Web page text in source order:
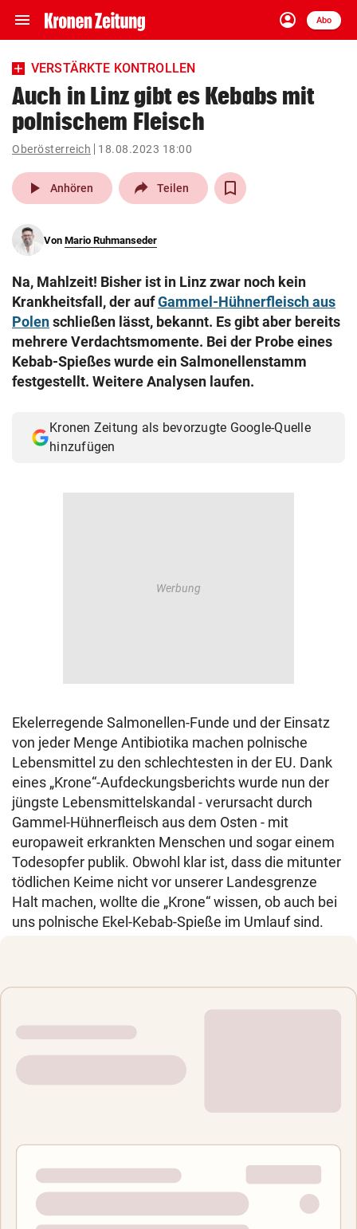
menu Navigation
ein-/ausklappen
account_circle
Anmelden
Abo
close Schließen
account_circle Anmelden
pin_drop
Wien arrow_right
search
eingeben
© Krone Multimedia GmbH & Co KG 2026
Muthgasse 2, 1190 Wien
VERSTÄRKTE KONTROLLEN
Auch in Linz gibt es Kebabs mit
polnischem Fleisch
Oberösterreich 18.08.2023 18:00
play_arrow Anhören Teilen
Von Mario Ruhmanseder
Na, Mahlzeit! Bisher ist in Linz zwar noch kein
Krankheitsfall, der aufGammel-Hühnerfleisch aus
Polenschließen lässt, bekannt. Es gibt aber bereits
mehrere Verdachtsmomente. Bei der Probe eines
Kebab-Spießes wurde ein Salmonellenstamm
festgestellt. Weitere Analysen laufen.
Kronen Zeitung als bevorzugte Google-Quelle
hinzufügen
Ekelerregende Salmonellen-Funde und der Einsatz
von jeder Menge Antibiotika machen polnische
Lebensmittel zu den schlechtesten in der EU. Dank
eines „Krone“-Aufdeckungsberichts wurde nun der
jüngste Lebensmittelskandal - verursacht durch
Gammel-Hühnerfleisch aus dem Osten - mit
europaweit erkrankten Menschen und sogar einem
Todesopfer publik. Obwohl klar ist, dass die mitunter
tödlichen Keime nicht vor unserer Landesgrenze
Halt machen, wollte die „Krone“ wissen, ob auch bei
uns polnische Ekel-Kebab-Spieße im Umlauf sind.